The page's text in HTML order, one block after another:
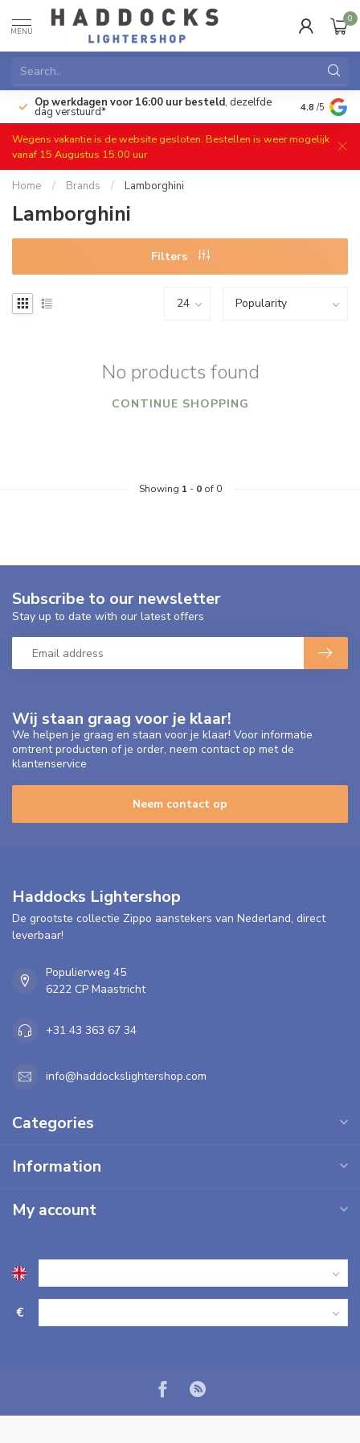
MENU
0
Op werkdagen voor 16:00 uur besteld, dezelfde
dag verstuurd* Gratis
4.8 /5
Wegens vakantie is de website gesloten. Bestellen is weer mogelijk
vanaf 15 Augustus 15.00 uur
Home / Brands / Lamborghini
Lamborghini
Filters
No products found
CONTINUE SHOPPING
Showing 1 - 0of 0
Wij staan graag voor je klaar!
We helpen je graag en staan voor je klaar! Voor informatie
omtrent producten of je order, neem contact op met de
klantenservice
Neem contact op
Subscribe to our newsletter
Stay up to date with our latest offers
Haddocks Lightershop
De grootste collectie Zippo aanstekers van Nederland, direct
leverbaar!
Populierweg 45
6222 CP Maastricht
+31 43 363 67 34
info@haddockslightershop.com
Categories
Information
My account
€